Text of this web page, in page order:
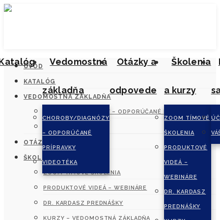
Vedomostná
základňa
CHOROBY/DIAGNÓZY
– ODPORÚČANÉ
PRÍPRAVKY
VIDEOTÉKA
Otázky a
odpovede
Školenia
a kurzy
ZOOM TÍMOVÉ
ŠKOLENIA
PRODUKTOVÉ
VIDEÁ –
WEBINÁRE
DR. KARDASZ
PREDNÁŠKY
ÚVOD
KATALÓG
VEDOMOSTNÁ ZÁKLADŇA
CHOROBY/DIAGNÓZY – ODPORÚČANÉ PRÍPRAVKY
OTÁZKY A ODPOVEDE
ŠKOLENIA A KURZY
ZOOM TÍMOVÉ ŠKOLENIA
PRODUKTOVÉ VIDEÁ – WEBINÁRE
DR. KARDASZ PREDNÁŠKY
KURZY – VEDOMOSTNÁ ZÁKLADŇA